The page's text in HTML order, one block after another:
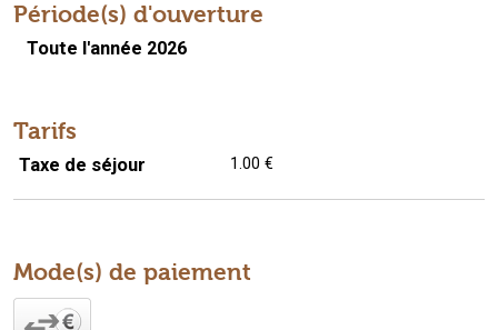
Période(s) d'ouverture
Toute l'année 2026
Tarifs
Taxe de séjour 1.00 €
Mode(s) de paiement